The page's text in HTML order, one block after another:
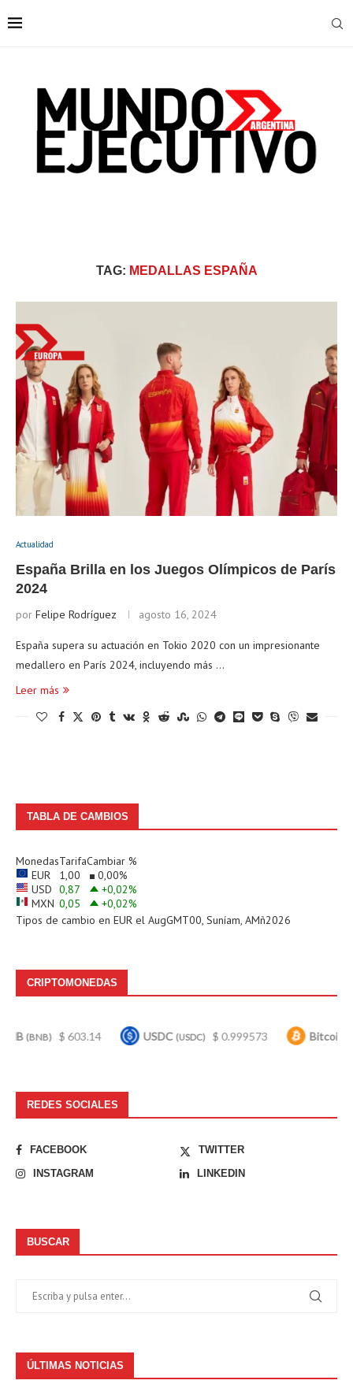
TAG: MEDALLAS ESPAÑA
Actualidad
España Brilla en los Juegos Olímpicos de París
2024
por Felipe Rodríguez agosto 16, 2024
España supera su actuación en Tokio 2020 con un impresionante
medallero en París 2024, incluyendo más …
Leer más
TABLA DE CAMBIOS
MonedasTarifaCambiar %
EUR
1,00 0,00%
USD 0,87 +0,02%
MXN 0,05 +0,02%
Tipos de cambio en EUR el AugGMT00, Suníam, AMñ2026
CRIPTOMONEDAS
$ 603.14 USDC(USDC) $ 0.999573 Bitcoin(BTC)
REDES SOCIALES
FACEBOOK
TWITTER
INSTAGRAM
LINKEDIN
BUSCAR
ÚLTIMAS NOTICIAS